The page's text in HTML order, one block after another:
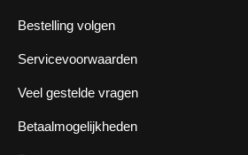
Bestelling volgen
Servicevoorwaarden
Veel gestelde vragen
Betaalmogelijkheden